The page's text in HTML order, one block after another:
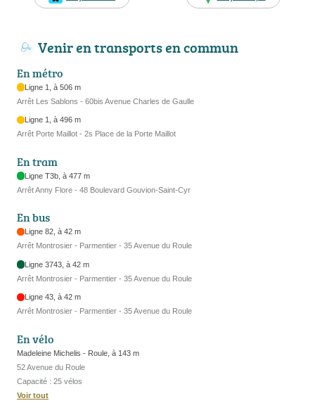
Venir en transports en commun
En métro
Ligne 1, à 506 m
Arrêt Les Sablons - 60bis Avenue Charles de Gaulle
Ligne 1, à 496 m
Arrêt Porte Maillot - 2s Place de la Porte Maillot
En tram
Ligne T3b, à 477 m
Arrêt Anny Flore - 48 Boulevard Gouvion-Saint-Cyr
En bus
Ligne 82, à 42 m
Arrêt Montrosier - Parmentier - 35 Avenue du Roule
Ligne 3743, à 42 m
Arrêt Montrosier - Parmentier - 35 Avenue du Roule
Ligne 43, à 42 m
Arrêt Montrosier - Parmentier - 35 Avenue du Roule
En vélo
Madeleine Michelis - Roule, à 143 m
52 Avenue du Roule
Capacité : 25 vélos
Voir tout